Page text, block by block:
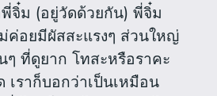
จิ๋ม (อยู่วัดด้วยกัน) พี่จิ๋ม
ค่อยมีผัสสะแรงๆ ส่วนใหญ่
ๆ ที่ดูยาก โทสะหรือราคะ
เราก็บอกว่าเป็นเหมือน